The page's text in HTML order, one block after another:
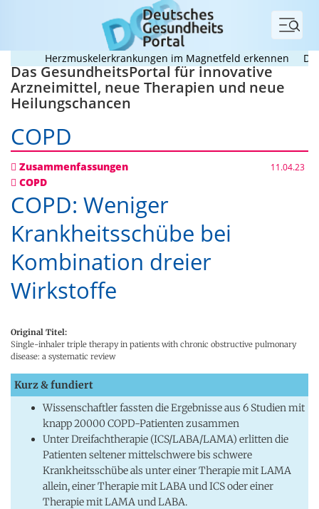
Menü
Herzmuskelerkrankungen im Magnetfeld erkennen
Das GesundheitsPortal für innovative
Arzneimittel, neue Therapien und neue
Heilungschancen
COPD
Zusammenfassungen 11.04.23
COPD
COPD: Weniger
Krankheitsschübe bei
Kombination dreier
Wirkstoffe
Original Titel:
Single-inhaler triple therapy in patients with chronic obstructive pulmonary
disease: a systematic review
Kurz & fundiert
Wissenschaftler fassten die Ergebnisse aus 6 Studien mit
knapp 20000 COPD-Patienten zusammen
Unter Dreifachtherapie (ICS/LABA/LAMA) erlitten die
Patienten seltener mittelschwere bis schwere
Krankheitsschübe als unter einer Therapie mit LAMA
allein, einer Therapie mit LABA und ICS oder einer
Therapie mit LAMA und LABA.